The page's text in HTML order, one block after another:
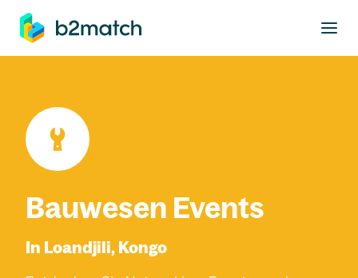
springen
Bauwesen Events
In Loandjili, Kongo